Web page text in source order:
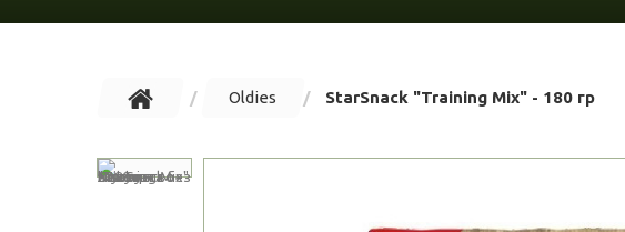
Oldies StarSnack "Training Mix" - 180 гр